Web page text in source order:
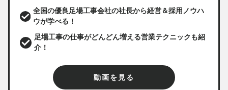
全国の優良足場工事会社の社長から経営＆採用ノウハ
ウが学べる！
足場工事の仕事がどんどん増える営業テクニックも紹
介！
動画を見る